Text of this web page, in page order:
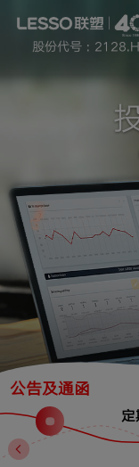
股份代号 :
公告及通函
定